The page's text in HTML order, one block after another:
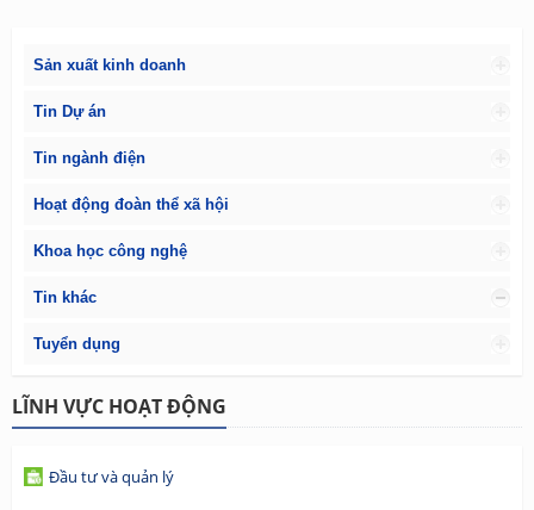
Sản xuất kinh doanh
Tin Dự án
Tin ngành điện
Hoạt động đoàn thể xã hội
Khoa học công nghệ
Tin khác
Tuyển dụng
LĨNH VỰC HOẠT ĐỘNG
Đầu tư và quản lý